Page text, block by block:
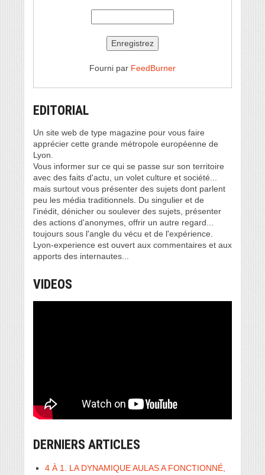
Fourni par FeedBurner
EDITORIAL
Un site web de type magazine pour vous faire
apprécier cette grande métropole européenne de
Lyon.
Vous informer sur ce qui se passe sur son territoire
avec des faits d'actu, un volet culture et société...
mais surtout vous présenter des sujets dont parlent
peu les média traditionnels. Du singulier et de
l'inédit, dénicher ou soulever des sujets, présenter
des actions d'anonymes, offrir un autre regard...
toujours sous l'angle du vécu et de l'expérience.
Lyon-experience est ouvert aux commentaires et aux
apports des internautes...
VIDEOS
DERNIERS ARTICLES
4 À 1. LA DYNAMIQUE AULAS A FONCTIONNÉ,